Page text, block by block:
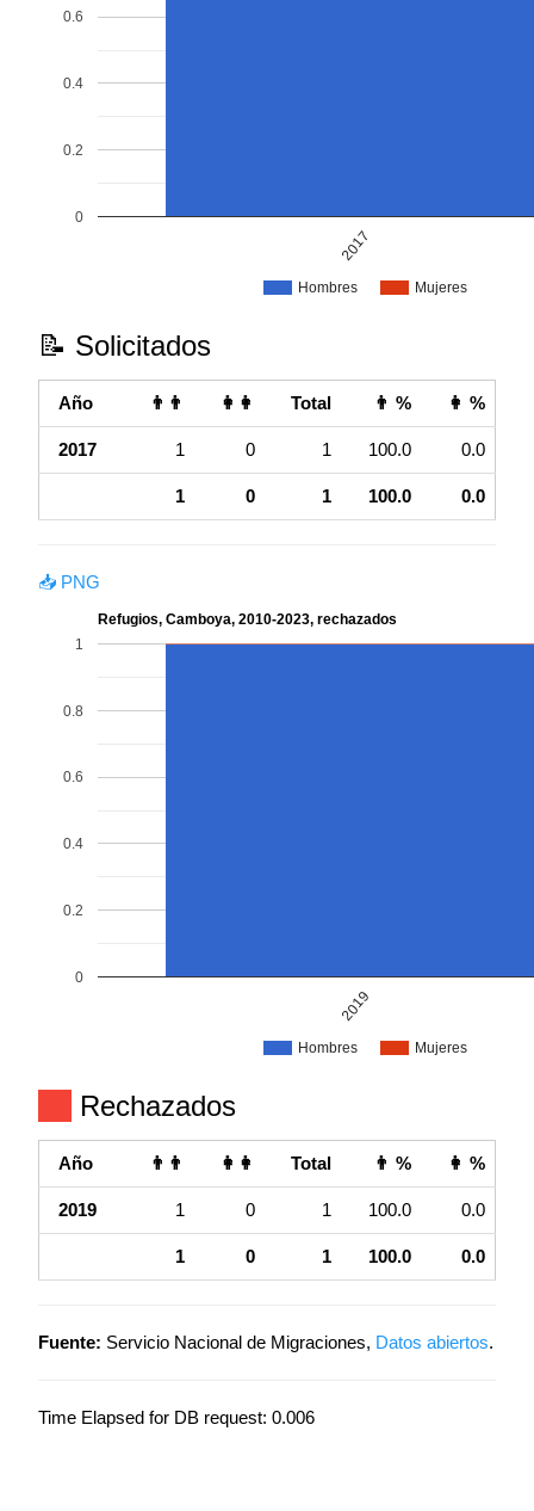
Hombres Mujeres
2017
0
0.2
0.4
0.6
📝 Solicitados
Año 👨👨 👩👩 Total 👨 % 👩 %
2017 1 0 1 100.0 0.0
1 0 1 100.0 0.0
📥 PNG
Refugios, Camboya, 2010-2023, rechazados
Hombres Mujeres
2019
0
0.2
0.4
0.6
0.8
1
Rechazados
Año 👨👨 👩👩 Total 👨 % 👩 %
2019 1 0 1 100.0 0.0
1 0 1 100.0 0.0
Fuente: Servicio Nacional de Migraciones, Datos abiertos.
Time Elapsed for DB request: 0.006